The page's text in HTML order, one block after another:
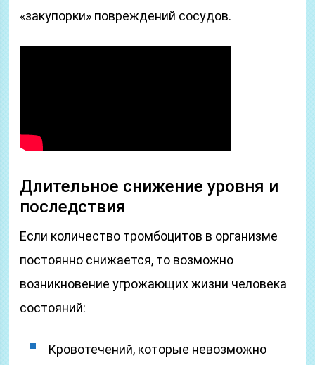
«закупорки» повреждений сосудов.
Длительное снижение уровня и
последствия
Если количество тромбоцитов в организме
постоянно снижается, то возможно
возникновение угрожающих жизни человека
состояний:
Кровотечений, которые невозможно